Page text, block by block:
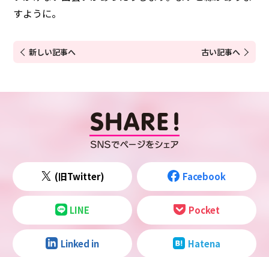
すように。
新しい記事へ 古い記事へ
(旧Twitter) Facebook
LINE Pocket
Linked in Hatena